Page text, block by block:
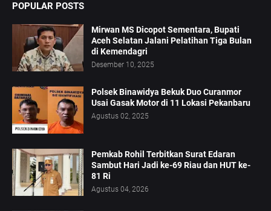
POPULAR POSTS
Mirwan MS Dicopot Sementara, Bupati
Aceh Selatan Jalani Pelatihan Tiga Bulan
di Kemendagri
Desember 10, 2025
Polsek Binawidya Bekuk Duo Curanmor
Usai Gasak Motor di 11 Lokasi Pekanbaru
Agustus 02, 2025
Pemkab Rohil Terbitkan Surat Edaran
Sambut Hari Jadi ke-69 Riau dan HUT ke-
81 Ri
Agustus 04, 2026